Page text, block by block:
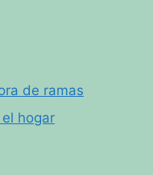
de ramas
hogar